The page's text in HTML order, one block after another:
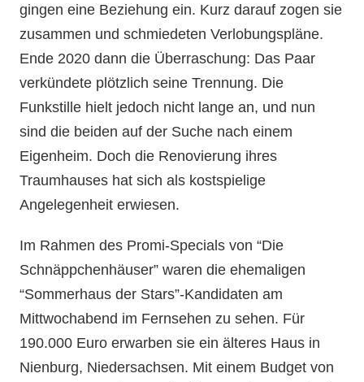
gingen eine Beziehung ein. Kurz darauf zogen sie
zusammen und schmiedeten Verlobungspläne.
Ende 2020 dann die Überraschung: Das Paar
verkündete plötzlich seine Trennung. Die
Funkstille hielt jedoch nicht lange an, und nun
sind die beiden auf der Suche nach einem
Eigenheim. Doch die Renovierung ihres
Traumhauses hat sich als kostspielige
Angelegenheit erwiesen.
Im Rahmen des Promi-Specials von “Die
Schnäppchenhäuser” waren die ehemaligen
“Sommerhaus der Stars”-Kandidaten am
Mittwochabend im Fernsehen zu sehen. Für
190.000 Euro erwarben sie ein älteres Haus in
Nienburg, Niedersachsen. Mit einem Budget von